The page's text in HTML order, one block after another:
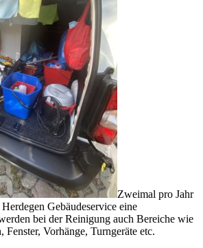
Zweimal pro Jahr
Gebäudeservice eine
bei der Reinigung auch Bereiche wie
Fenster, Vorhänge, Turngeräte etc.